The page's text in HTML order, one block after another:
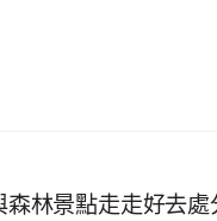
森林景點走走好去處